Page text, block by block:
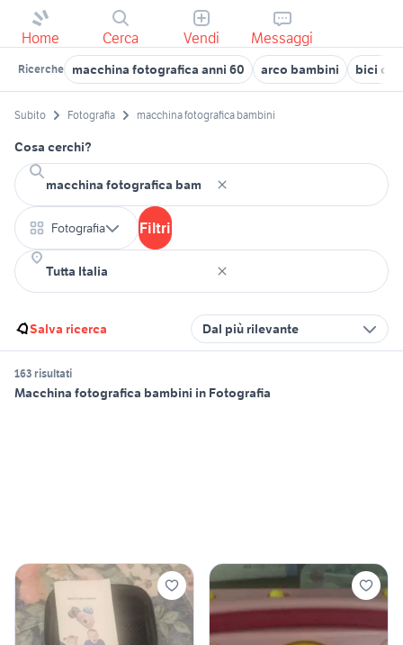
Home Cerca Vendi Messaggi
Ricerche macchina fotografica anni 60 arco bambini bici da
Subito Fotografia macchina fotografica bambini
Cosa cerchi?
Fotografia Filtri
Salva ricerca Dal più rilevante
163 risultati
Macchina fotografica bambini in Fotografia